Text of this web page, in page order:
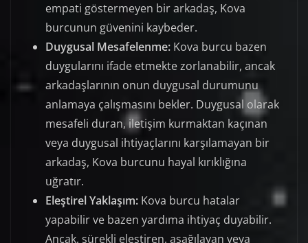
empati göstermeyen bir arkadaş, Kova
burcunun güvenini kaybeder.
Duygusal Mesafelenme: Kova burcu bazen
duygularını ifade etmekte zorlanabilir, ancak
arkadaşlarının onun duygusal durumunu
anlamaya çalışmasını bekler. Duygusal olarak
mesafeli duran, iletişim kurmaktan kaçınan
veya duygusal ihtiyaçlarını karşılamayan bir
arkadaş, Kova burcunu hayal kırıklığına
uğratır.
Eleştirel Yaklaşım: Kova burcu hatalar
yapabilir ve bazen yardıma ihtiyaç duyabilir.
Ancak, sürekli eleştiren, aşağılayan veya